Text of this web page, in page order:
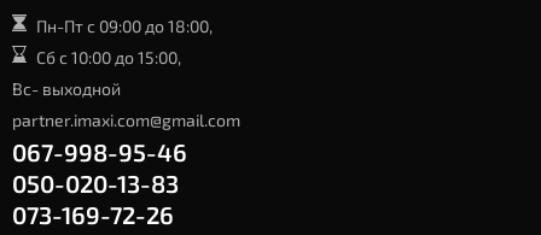
Пн-Пт с 09:00 до 18:00,
Сб с 10:00 до 15:00,
Вс- выходной
partner.imaxi.com@gmail.com
067-998-95-46
050-020-13-83
073-169-72-26